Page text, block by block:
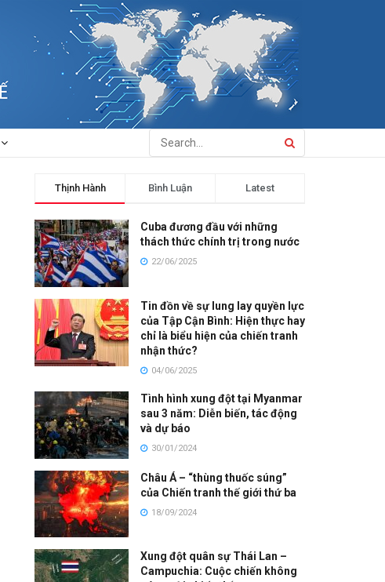
Thịnh Hành Bình Luận Latest
Cuba đương đầu với những
thách thức chính trị trong nước
22/06/2025
Tin đồn về sự lung lay quyền lực
của Tập Cận Bình: Hiện thực hay
chỉ là biểu hiện của chiến tranh
nhận thức?
04/06/2025
Tình hình xung đột tại Myanmar
sau 3 năm: Diễn biến, tác động
và dự báo
30/01/2024
Châu Á – “thùng thuốc súng”
của Chiến tranh thế giới thứ ba
18/09/2024
Xung đột quân sự Thái Lan –
Campuchia: Cuộc chiến không